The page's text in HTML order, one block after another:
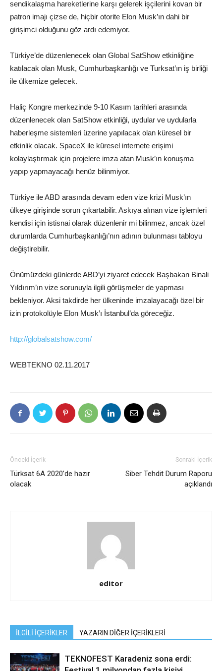
sendikalaşma hareketlerine karşı gelerek işçilerini kovan bir
patron imajı çizse de, hiçbir otorite Elon Musk’ın dahi bir
girişimci olduğunu göz ardı edemiyor.
Türkiye’de düzenlenecek olan Global SatShow etkinliğine
katılacak olan Musk, Cumhurbaşkanlığı ve Turksat’ın iş birliği
ile ülkemize gelecek.
Haliç Kongre merkezinde 9-10 Kasım tarihleri arasında
düzenlenecek olan SatShow etkinliği, uydular ve uydularla
haberleşme sistemleri üzerine yapılacak olan küresel bir
etkinlik olacak. SpaceX ile küresel internete erişimi
kolaylaştırmak için projelere imza atan Musk’ın konuşma
yapıp yapmayacağı henüz bilinmiyor.
Türkiye ile ABD arasında devam eden vize krizi Musk’ın
ülkeye girişinde sorun çıkartabilir. Askıya alınan vize işlemleri
kendisi için istisnai olarak düzenlenir mi bilinmez, ancak özel
durumlarda Cumhurbaşkanlığı’nın adının bulunması tabloyu
değiştirebilir.
Önümüzdeki günlerde ABD’yi ziyaret edecek Başbakan Binali
Yıldırım’ın vize sorunuyla ilgili görüşmeler de yapması
bekleniyor. Aksi takdirde her ülkeninde imzalayacağı özel bir
izin protokolüyle Elon Musk’ı İstanbul’da göreceğiz.
http://globalsatshow.com/
WEBTEKNO 02.11.2017
Önceki İçerik
Türksat 6A 2020’de hazır
olacak
Sonraki İçerik
Siber Tehdit Durum Raporu
açıklandı
editor
İLGİLİ İÇERİKLER YAZARIN DİĞER İÇERİKLERİ
TEKNOFEST Karadeniz sona erdi: